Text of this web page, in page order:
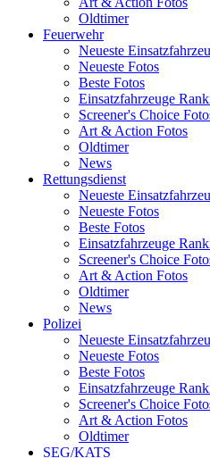
Oldtimer
Feuerwehr
Neueste
Neueste Fotos
Beste Fotos
Einsatzfahrzeuge
Screener's Choice
Art & Action Fotos
Oldtimer
News
Rettungsdienst
Neueste
Neueste Fotos
Beste Fotos
Einsatzfahrzeuge
Screener's Choice
Art & Action Fotos
Oldtimer
News
Polizei
Neueste
Neueste Fotos
Beste Fotos
Einsatzfahrzeuge
Screener's Choice
Art & Action Fotos
Oldtimer
SEG/KATS